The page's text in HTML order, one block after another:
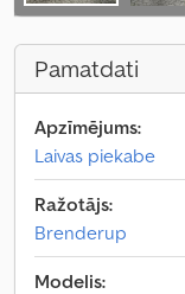
Pamatdati
Apzīmējums:
Laivas piekabe
Ražotājs:
Brenderup
Modelis: